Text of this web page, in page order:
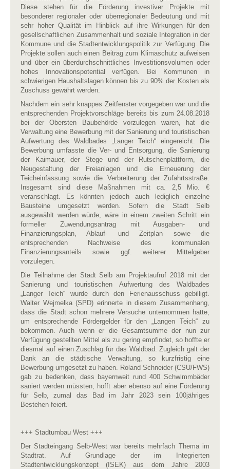
Diese stehen für die Förderung investiver Projekte mit
besonderer regionaler oder überregionaler Bedeutung und mit
sehr hoher Qualität im Hinblick auf ihre Wirkungen für den
gesellschaftlichen Zusammenhalt und soziale Integration in der
Kommune und die Stadtentwicklungspolitik zur Verfügung. Die
Projekte sollen auch einen Beitrag zum Klimaschutz aufweisen
und über ein überdurchschnittliches Investitionsvolumen oder
hohes Innovationspotential verfügen. Bei Kommunen in
schwierigen Haushaltslagen können bis zu 90% der Kosten als
Zuschuss gewährt werden.
Nachdem ein sehr knappes Zeitfenster vorgegeben war und die
entsprechenden Projektvorschläge bereits bis zum 24.08.2018
bei der Obersten Baubehörde vorzulegen waren, hat die
Verwaltung eine Bewerbung mit der Sanierung und touristischen
Aufwertung des Waldbades „Langer Teich“ eingereicht. Die
Bewerbung umfasste die Ver- und Entsorgung, die Sanierung
der Kaimauer, der Stege und der Rutschenplattform, die
Neugestaltung der Freianlagen und die Erneuerung der
Teicheinfassung sowie die Verbreiterung der Zufahrtsstraße.
Insgesamt sind diese Maßnahmen mit ca. 2,5 Mio. €
veranschlagt. Es könnten jedoch auch lediglich einzelne
Bausteine umgesetzt werden. Sofern die Stadt Selb
ausgewählt werden würde, wäre in einem zweiten Schritt ein
formeller Zuwendungsantrag mit Ausgaben- und
Finanzierungsplan, Ablauf- und Zeitplan sowie die
entsprechenden Nachweise des kommunalen
Finanzierungsanteils sowie ggf. weiterer Mittelgeber
vorzulegen.
Die Teilnahme der Stadt Selb am Projektaufruf 2018 mit der
Sanierung und touristischen Aufwertung des Waldbades
„Langer Teich“ wurde durch den Ferienausschuss gebilligt.
Walter Wejmelka (SPD) erinnerte in diesem Zusammenhang,
dass die Stadt schon mehrere Versuche unternommen hatte,
um entsprechende Fördergelder für den „Langen Teich“ zu
bekommen. Auch wenn er die Gesamtsumme der nun zur
Verfügung gestellten Mittel als zu gering empfindet, so hoffte er
diesmal auf einen Zuschlag für das Waldbad. Zugleich galt der
Dank an die städtische Verwaltung, so kurzfristig eine
Bewerbung umgesetzt zu haben. Roland Schneider (CSU/FWS)
gab zu bedenken, dass bayernweit rund 400 Schwimmbäder
saniert werden müssten, hofft aber ebenso auf eine Förderung
für Selb, zumal das Bad im Jahr 2023 sein 100jähriges
Bestehen feiert.
+++ Stadtumbau West +++
Der Stadteingang Selb-West war bereits mehrfach Thema im
Stadtrat. Auf Grundlage der im Integrierten
Stadtentwicklungskonzept (ISEK) aus dem Jahre 2003